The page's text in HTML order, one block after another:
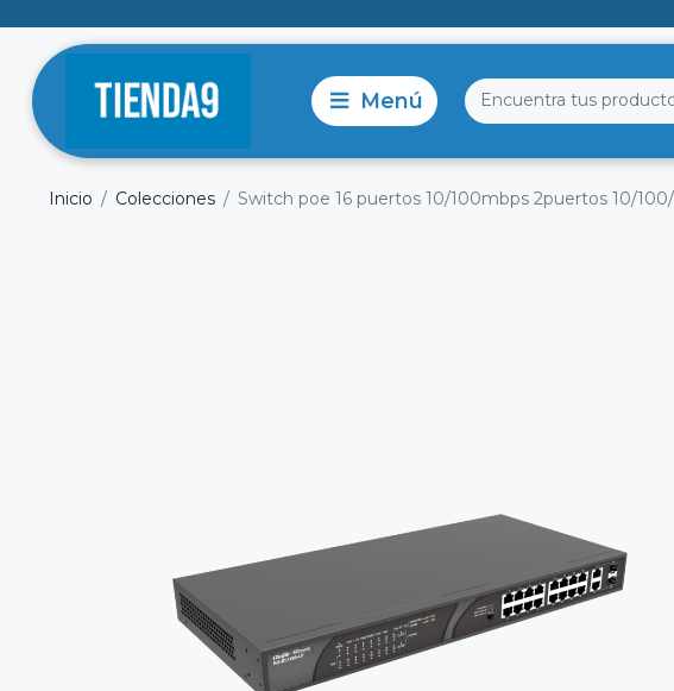
Inicio Colecciones Switch poe 16 puertos 10/100mbps 2puertos 10/